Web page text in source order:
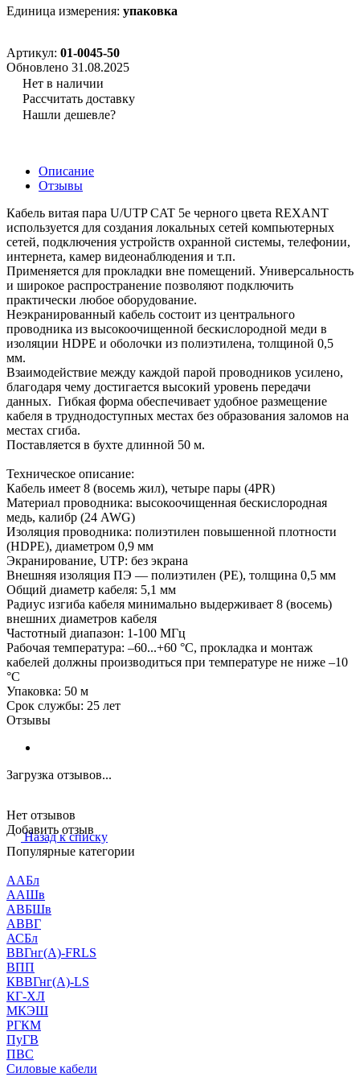
Единица измерения: упаковка
Артикул: 01-0045-50
Обновлено 31.08.2025
Нет в наличии
Рассчитать доставку
Нашли дешевле?
Описание
Отзывы
Кабель витая пара U/UTP CAT 5e черного цвета REXANT
используется для создания локальных сетей компьютерных
сетей, подключения устройств охранной системы, телефонии,
интернета, камер видеонаблюдения и т.п.
Применяется для прокладки вне помещений. Универсальность
и широкое распространение позволяют подключить
практически любое оборудование.
Неэкранированный кабель состоит из центрального
проводника из высокоочищенной бескислородной меди в
изоляции HDPE и оболочки из полиэтилена, толщиной 0,5
мм.
Взаимодействие между каждой парой проводников усилено,
благодаря чему достигается высокий уровень передачи
данных. Гибкая форма обеспечивает удобное размещение
кабеля в труднодоступных местах без образования заломов на
местах сгиба.
Поставляется в бухте длинной 50 м.
Техническое описание:
Кабель имеет 8 (восемь жил), четыре пары (4PR)
Материал проводника: высокоочищенная бескислородная
медь, калибр (24 AWG)
Изоляция проводника: полиэтилен повышенной плотности
(HDPE), диаметром 0,9 мм
Экранирование, UTP: без экрана
Внешняя изоляция ПЭ — полиэтилен (PE), толщина 0,5 мм
Общий диаметр кабеля: 5,1 мм
Радиус изгиба кабеля минимально выдерживает 8 (восемь)
внешних диаметров кабеля
Частотный диапазон: 1-100 МГц
Рабочая температура: –60...+60 °C, прокладка и монтаж
кабелей должны производиться при температуре не ниже –10
°С
Упаковка: 50 м
Срок службы: 25 лет
Отзывы
Загрузка отзывов...
Нет отзывов
Добавить отзыв
Назад к списку
Популярные категории
ААБл
ААШв
АВБШв
АВВГ
АСБл
ВВГнг(А)-FRLS
ВПП
КВВГнг(А)-LS
КГ-ХЛ
МКЭШ
РГКМ
ПуГВ
ПВС
Силовые кабели